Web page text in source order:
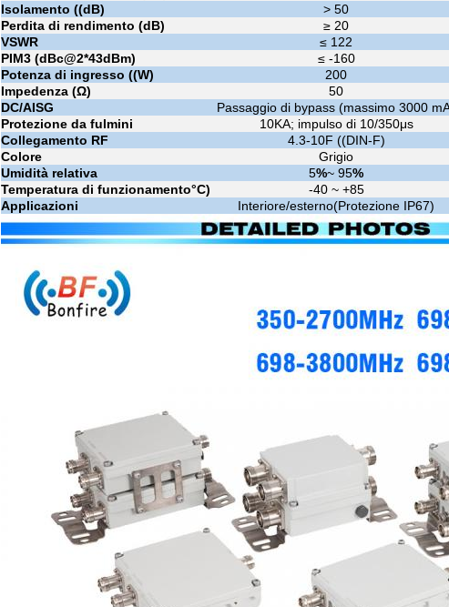
Isolamento ((dB)
> 50
Perdita di rendimento (dB)
≥ 20
VSWR
≤ 122
PIM3 (dBc@2*43dBm)
≤ -160
Potenza di ingresso ((W)
200
Impedenza (Ω)
50
DC/AISG
Passaggio di bypass (massimo 3000
Protezione da fulmini
10KA; impulso di 10/350μs
Collegamento RF
4.3-10F ((DIN-F)
Colore
Grigio
Umidità relativa
5%~ 95%
Temperatura di funzionamento°C)
-40 ~ +85
Applicazioni
Interiore/esterno(Protezione IP67)